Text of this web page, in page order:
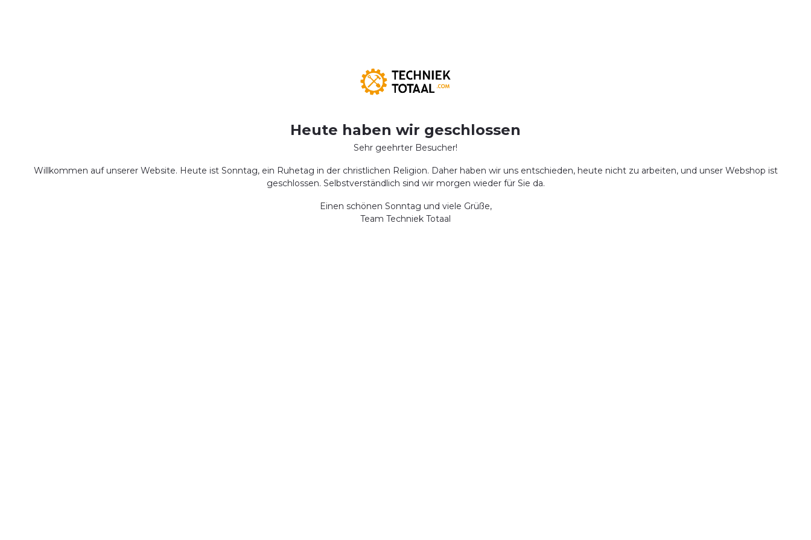
Heute haben wir geschlossen
Sehr geehrter Besucher!
Willkommen auf unserer Website. Heute ist Sonntag, ein Ruhetag in der christlichen Religion. Daher haben wir uns entschieden, heute nicht zu arbeiten, und unser Webshop ist
geschlossen. Selbstverständlich sind wir morgen wieder für Sie da.
Einen schönen Sonntag und viele Grüße,
Team Techniek Totaal